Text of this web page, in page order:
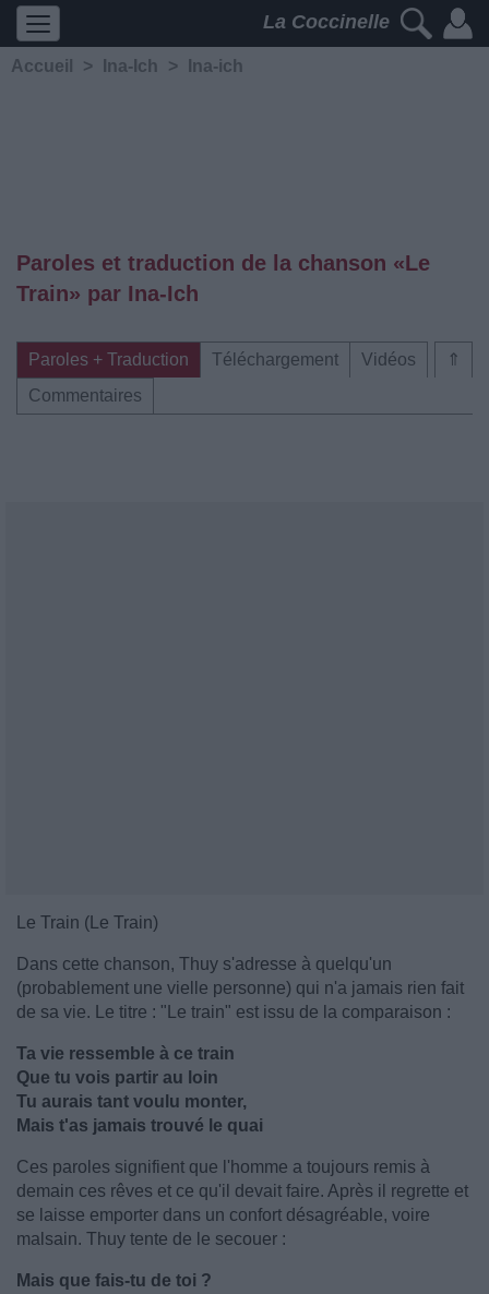
La Coccinelle
Accueil > Ina-Ich > Ina-ich
Paroles et traduction de la chanson «Le
Train» par Ina-Ich
⇑
Paroles + Traduction Téléchargement
Vidéos
Commentaires
Le Train (Le Train)
Dans cette chanson, Thuy s'adresse à quelqu'un
(probablement une vielle personne) qui n'a jamais rien fait
de sa vie. Le titre : "Le train" est issu de la comparaison :
Ta vie ressemble à ce train
Que tu vois partir au loin
Tu aurais tant voulu monter,
Mais t'as jamais trouvé le quai
Ces paroles signifient que l'homme a toujours remis à
demain ces rêves et ce qu'il devait faire. Après il regrette et
se laisse emporter dans un confort désagréable, voire
malsain. Thuy tente de le secouer :
Mais que fais-tu de toi ?